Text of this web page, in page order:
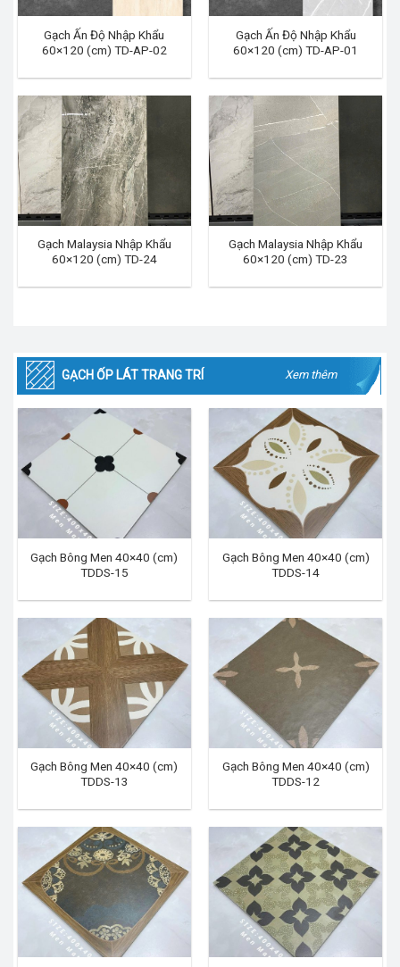
Gạch Ấn Độ Nhập Khẩu
60×120 (cm) TD-AP-02
Gạch Ấn Độ Nhập Khẩu
60×120 (cm) TD-AP-01
Gạch Malaysia Nhập Khẩu
60×120 (cm) TD-24
Gạch Malaysia Nhập Khẩu
60×120 (cm) TD-23
GẠCH ỐP LÁT TRANG TRÍ Xem thêm
Gạch Bông Men 40×40 (cm)
TDDS-15
Gạch Bông Men 40×40 (cm)
TDDS-14
Gạch Bông Men 40×40 (cm)
TDDS-13
Gạch Bông Men 40×40 (cm)
TDDS-12